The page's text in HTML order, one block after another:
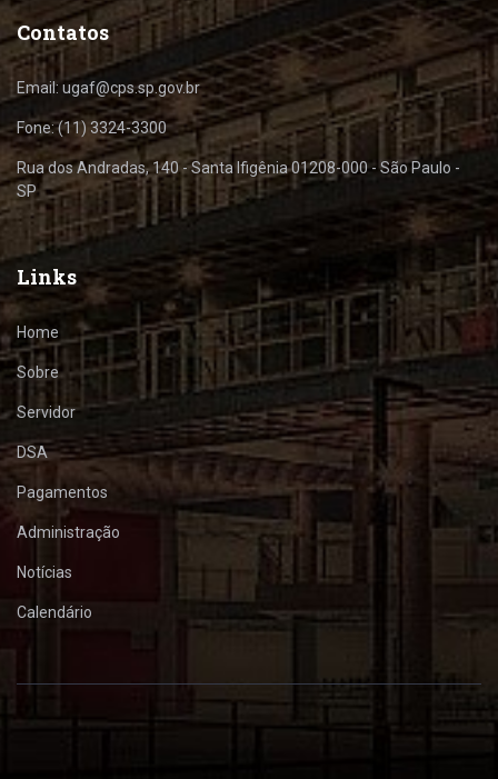
Contatos
Email: ugaf@cps.sp.gov.br
Fone: (11) 3324-3300
Rua dos Andradas, 140 - Santa Ifigênia 01208-000 - São Paulo -
SP
Links
Home
Sobre
Servidor
DSA
Pagamentos
Administração
Notícias
Calendário